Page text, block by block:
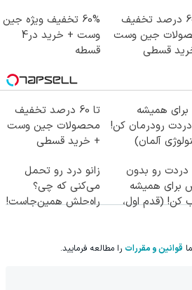
تا 60 درصد تخفیف
جین وست
قسطی
60% تخفیف ویژه جین
وست + خرید در4
قسطه
برای همیشه
رودرمان کن!
آلمان)
تا 60 درصد تخفیف
محصولات جین وست
+ خرید قسطی
دردت رو بدون
برای همیشه
کن! (قدم اول،
زانو درد رو تحمل
می‌کنی که چی؟
راه‌حلش همین‌جاست!
قوانین و مقررات را مطالعه فرمایید.